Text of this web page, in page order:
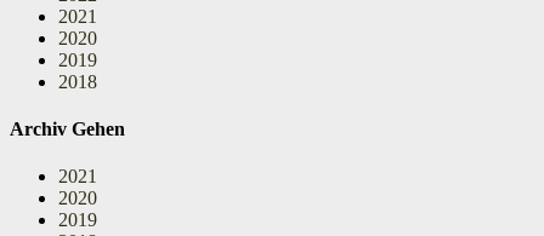
2021
2020
2019
2018
Archiv Gehen
2021
2020
2019